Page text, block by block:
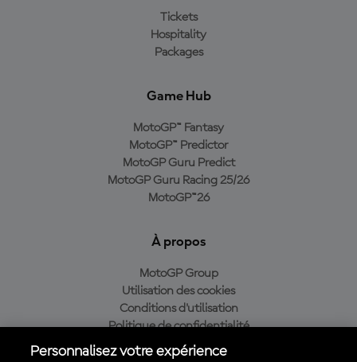
Tickets
Hospitality
Packages
Game Hub
MotoGP™ Fantasy
MotoGP™ Predictor
MotoGP Guru Predict
MotoGP Guru Racing 25/26
MotoGP™26
À propos
MotoGP Group
Utilisation des cookies
Conditions d'utilisation
Politique de confidentialité
Politique d’achat
Personnalisez votre expérience